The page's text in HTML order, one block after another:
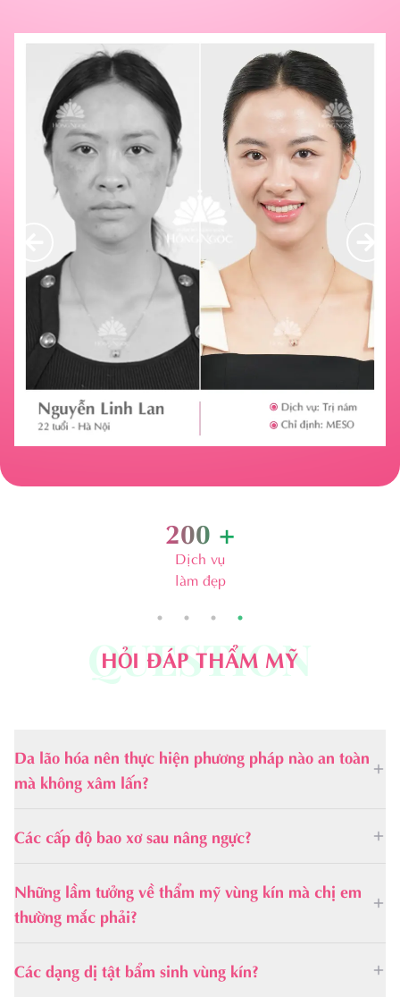
20 +
Năm thành lập
& phát triển
QUESTION
HỎI ĐÁP THẨM MỸ
Da lão hóa nên thực hiện phương pháp nào an toàn
mà không xâm lấn?
Các cấp độ bao xơ sau nâng ngực?
Những lầm tưởng về thẩm mỹ vùng kín mà chị em
thường mắc phải?
Các dạng dị tật bẩm sinh vùng kín?